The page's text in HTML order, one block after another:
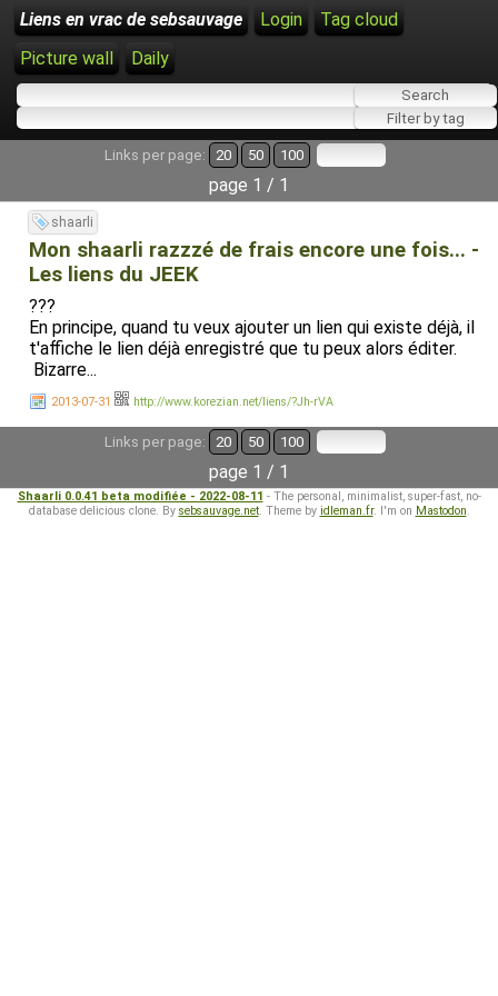
Liens en vrac de sebsauvage Login
Tag cloud
Picture wall
Daily
Links per page: 20 50 100
page 1 / 1
shaarli
Mon shaarli razzzé de frais encore une fois... -
Les liens du JEEK
???
En principe, quand tu veux ajouter un lien qui existe déjà, il
t'affiche le lien déjà enregistré que tu peux alors éditer.
Bizarre...
2013-07-31 http://www.korezian.net/liens/?Jh-rVA
Links per page: 20 50 100
page 1 / 1
Shaarli 0.0.41 beta modifiée - 2022-08-11 - The personal, minimalist, super-fast, no-
database delicious clone. By sebsauvage.net. Theme by idleman.fr. I'm on Mastodon.